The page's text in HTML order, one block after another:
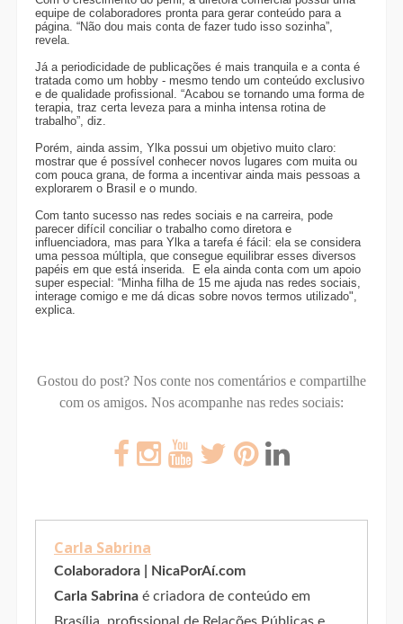
equipe de colaboradores pronta para gerar conteúdo para a
página. “Não dou mais conta de fazer tudo isso sozinha”,
revela.
Já a periodicidade de publicações é mais tranquila e a conta é
tratada como um hobby - mesmo tendo um conteúdo exclusivo
e de qualidade profissional. “Acabou se tornando uma forma de
terapia, traz certa leveza para a minha intensa rotina de
trabalho”, diz.
Porém, ainda assim, Ylka possui um objetivo muito claro:
mostrar que é possível conhecer novos lugares com muita ou
com pouca grana, de forma a incentivar ainda mais pessoas a
explorarem o Brasil e o mundo.
Com tanto sucesso nas redes sociais e na carreira, pode
parecer difícil conciliar o trabalho como diretora e
influenciadora, mas para Ylka a tarefa é fácil: ela se considera
uma pessoa múltipla, que consegue equilibrar esses diversos
papéis em que está inserida. E ela ainda conta com um apoio
super especial: “Minha filha de 15 me ajuda nas redes sociais,
interage comigo e me dá dicas sobre novos termos utilizado",
explica.
Gostou do post? Nos conte nos comentários e compartilhe
com os amigos. Nos acompanhe nas redes sociais:
Carla Sabrina
Colaboradora | NicaPorAí.com
Carla Sabrinaé criadora de conteúdo em